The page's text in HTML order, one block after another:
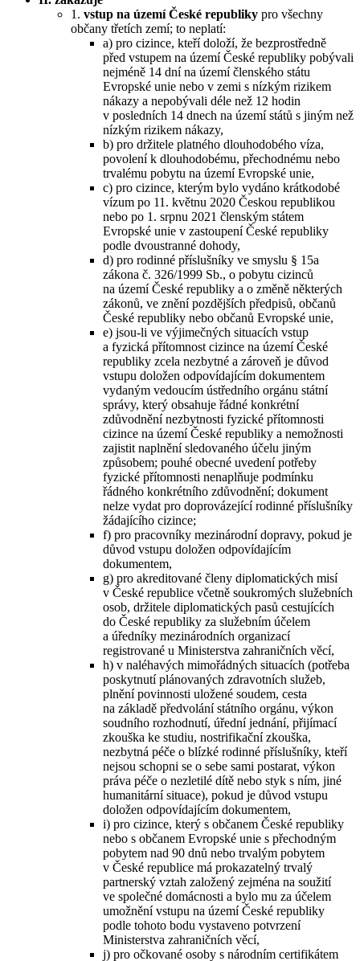
1. vstup na území České republiky pro všechny
občany třetích zemí; to neplatí:
a) pro cizince, kteří doloží, že bezprostředně
před vstupem na území České republiky pobývali
nejméně 14 dní na území členského státu
Evropské unie nebo v zemi s nízkým rizikem
nákazy a nepobývali déle než 12 hodin
v posledních 14 dnech na území států s jiným než
nízkým rizikem nákazy,
b) pro držitele platného dlouhodobého víza,
povolení k dlouhodobému, přechodnému nebo
trvalému pobytu na území Evropské unie,
c) pro cizince, kterým bylo vydáno krátkodobé
vízum po 11. květnu 2020 Českou republikou
nebo po 1. srpnu 2021 členským státem
Evropské unie v zastoupení České republiky
podle dvoustranné dohody,
d) pro rodinné příslušníky ve smyslu § 15a
zákona č. 326/1999 Sb., o pobytu cizinců
na území České republiky a o změně některých
zákonů, ve znění pozdějších předpisů, občanů
České republiky nebo občanů Evropské unie,
e) jsou-li ve výjimečných situacích vstup
a fyzická přítomnost cizince na území České
republiky zcela nezbytné a zároveň je důvod
vstupu doložen odpovídajícím dokumentem
vydaným vedoucím ústředního orgánu státní
správy, který obsahuje řádné konkrétní
zdůvodnění nezbytnosti fyzické přítomnosti
cizince na území České republiky a nemožnosti
zajistit naplnění sledovaného účelu jiným
způsobem; pouhé obecné uvedení potřeby
fyzické přítomnosti nenaplňuje podmínku
řádného konkrétního zdůvodnění; dokument
nelze vydat pro doprovázející rodinné příslušníky
žádajícího cizince;
f) pro pracovníky mezinárodní dopravy, pokud je
důvod vstupu doložen odpovídajícím
dokumentem,
g) pro akreditované členy diplomatických misí
v České republice včetně soukromých služebních
osob, držitele diplomatických pasů cestujících
do České republiky za služebním účelem
a úředníky mezinárodních organizací
registrované u Ministerstva zahraničních věcí,
h) v naléhavých mimořádných situacích (potřeba
poskytnutí plánovaných zdravotních služeb,
plnění povinnosti uložené soudem, cesta
na základě předvolání státního orgánu, výkon
soudního rozhodnutí, úřední jednání, přijímací
zkouška ke studiu, nostrifikační zkouška,
nezbytná péče o blízké rodinné příslušníky, kteří
nejsou schopni se o sebe sami postarat, výkon
práva péče o nezletilé dítě nebo styk s ním, jiné
humanitární situace), pokud je důvod vstupu
doložen odpovídajícím dokumentem,
i) pro cizince, který s občanem České republiky
nebo s občanem Evropské unie s přechodným
pobytem nad 90 dnů nebo trvalým pobytem
v České republice má prokazatelný trvalý
partnerský vztah založený zejména na soužití
ve společné domácnosti a bylo mu za účelem
umožnění vstupu na území České republiky
podle tohoto bodu vystaveno potvrzení
Ministerstva zahraničních věcí,
j) pro očkované osoby s národním certifikátem